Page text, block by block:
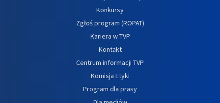
Konkursy
Zgłoś program (ROPAT)
Kariera w TVP
Kontakt
Centrum informacji TVP
Komisja Etyki
Program dla prasy